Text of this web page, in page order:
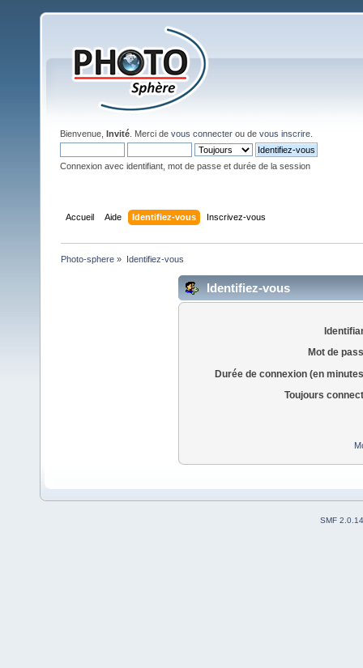
Bienvenue, Invité . Merci de vous connecter ou de vous inscrire
Connexion avec identifiant, mot de passe et durée de la session
Accueil Aide Identifiez-vous Inscrivez-vous
Photo-sphere » Identifiez-vous
Identifiez-vous
Mot de
Durée de connexion (en
Toujours
SMF 2.0.14